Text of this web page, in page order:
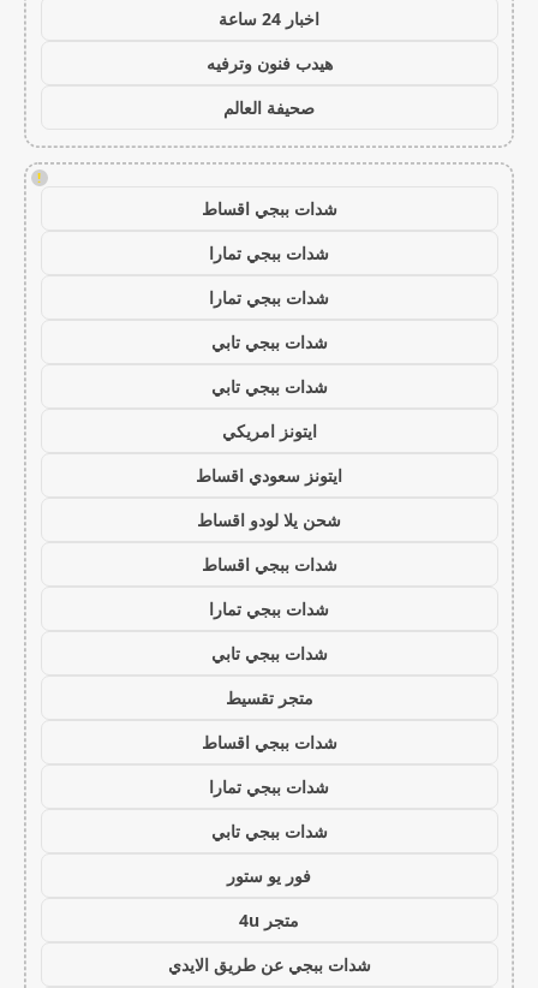
اخبار 24 ساعة
هيدب فنون وترفيه
صحيفة العالم
!
شدات ببجي اقساط
شدات ببجي تمارا
شدات ببجي تمارا
شدات ببجي تابي
شدات ببجي تابي
ايتونز امريكي
ايتونز سعودي اقساط
شحن يلا لودو اقساط
شدات ببجي اقساط
شدات ببجي تمارا
شدات ببجي تابي
متجر تقسيط
شدات ببجي اقساط
شدات ببجي تمارا
شدات ببجي تابي
فور يو ستور
متجر 4u
شدات ببجي عن طريق الايدي